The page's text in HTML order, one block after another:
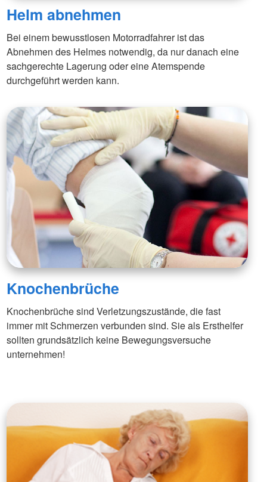
Helm abnehmen
Bei einem bewusstlosen Motorradfahrer ist das
Abnehmen des Helmes notwendig, da nur danach eine
sachgerechte Lagerung oder eine Atemspende
durchgeführt werden kann.
Knochenbrüche
Knochenbrüche sind Verletzungszustände, die fast
immer mit Schmerzen verbunden sind. Sie als Ersthelfer
sollten grundsätzlich keine Bewegungsversuche
unternehmen!